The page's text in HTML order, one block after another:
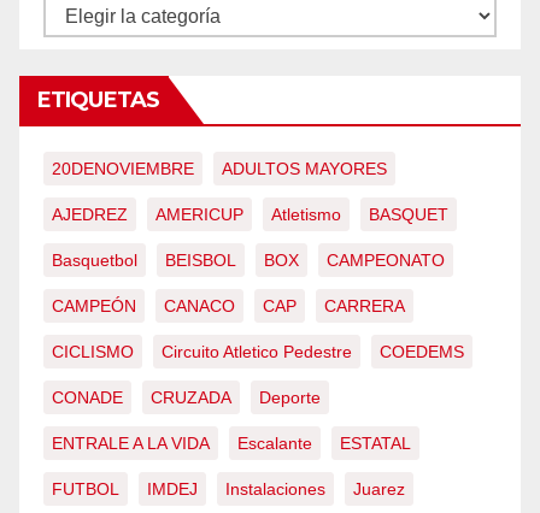
CONTENIDOS
ETIQUETAS
20DENOVIEMBRE ADULTOS MAYORES
AJEDREZ AMERICUP Atletismo BASQUET
Basquetbol BEISBOL BOX CAMPEONATO
CAMPEÓN CANACO CAP CARRERA
CICLISMO Circuito Atletico Pedestre COEDEMS
CONADE CRUZADA Deporte
ENTRALE A LA VIDA Escalante ESTATAL
FUTBOL IMDEJ Instalaciones Juarez